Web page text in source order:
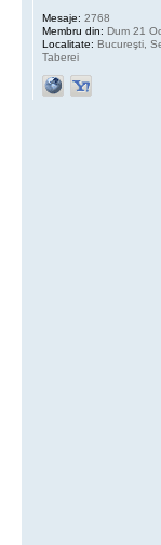
Mesaje: 2768
Membru din: Dum 21
Localitate: Bucureşti,
Taberei